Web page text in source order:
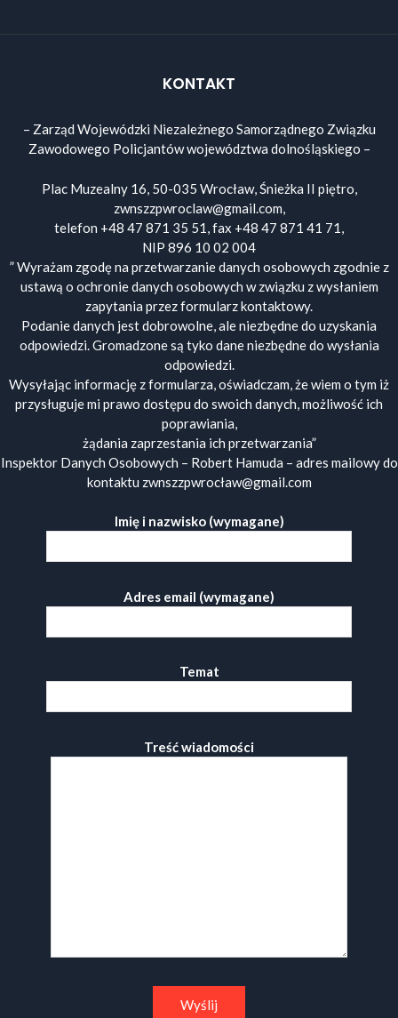
KONTAKT
– Zarząd Wojewódzki Niezależnego Samorządnego Związku
Zawodowego Policjantów województwa dolnośląskiego –
Plac Muzealny 16, 50-035 Wrocław, Śnieżka II piętro,
zwnszzpwroclaw@gmail.com,
telefon +48 47 871 35 51, fax +48 47 871 41 71,
NIP 896 10 02 004
” Wyrażam zgodę na przetwarzanie danych osobowych zgodnie z
ustawą o ochronie danych osobowych w związku z wysłaniem
zapytania przez formularz kontaktowy.
Podanie danych jest dobrowolne, ale niezbędne do uzyskania
odpowiedzi. Gromadzone są tyko dane niezbędne do wysłania
odpowiedzi.
Wysyłając informację z formularza, oświadczam, że wiem o tym iż
przysługuje mi prawo dostępu do swoich danych, możliwość ich
poprawiania,
żądania zaprzestania ich przetwarzania”
Inspektor Danych Osobowych – Robert Hamuda – adres mailowy do
kontaktu zwnszzpwrocław@gmail.com
Imię i nazwisko (wymagane)
Adres email (wymagane)
Temat
Treść wiadomości